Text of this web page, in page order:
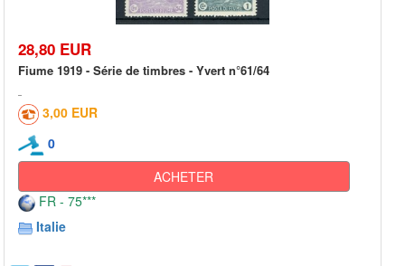
28,80 EUR
Fiume 1919 - Série de timbres - Yvert n°61/64
3,00 EUR
0
ACHETER
FR - 75***
Italie